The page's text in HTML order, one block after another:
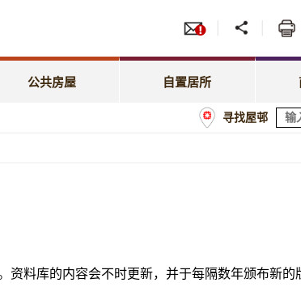
公共房屋
租金相关事宜 自置居所
绿表置居计划
居屋第二市场
招
房委
寻找屋邨
资料库的内容会不时更新，并于每隔数年颁布新的